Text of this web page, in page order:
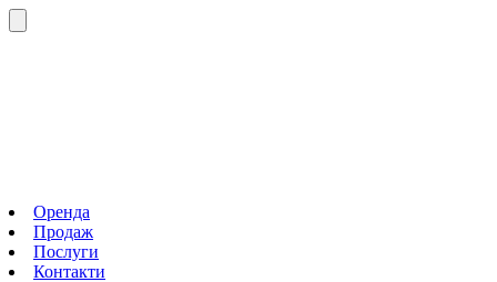
Оренда
Продаж
Послуги
Контакти